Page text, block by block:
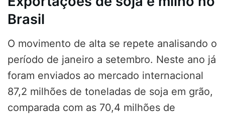
Brasil
O movimento de alta se repete analisando o
período de janeiro a setembro. Neste ano já
foram enviados ao mercado internacional
87,2 milhões de toneladas de soja em grão,
comparada com as 70,4 milhões de